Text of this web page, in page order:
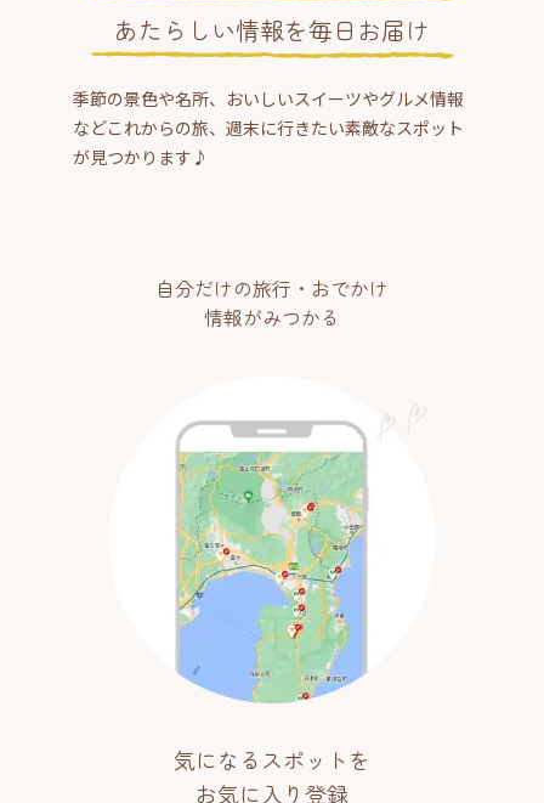
あたらしい情報を毎日お届け
季節の景色や名所、おいしいスイーツやグルメ情報
などこれからの旅、週末に行きたい素敵なスポット
が見つかります♪
自分だけの旅行・おでかけ
情報がみつかる
気になるスポットを
お気に入り登録